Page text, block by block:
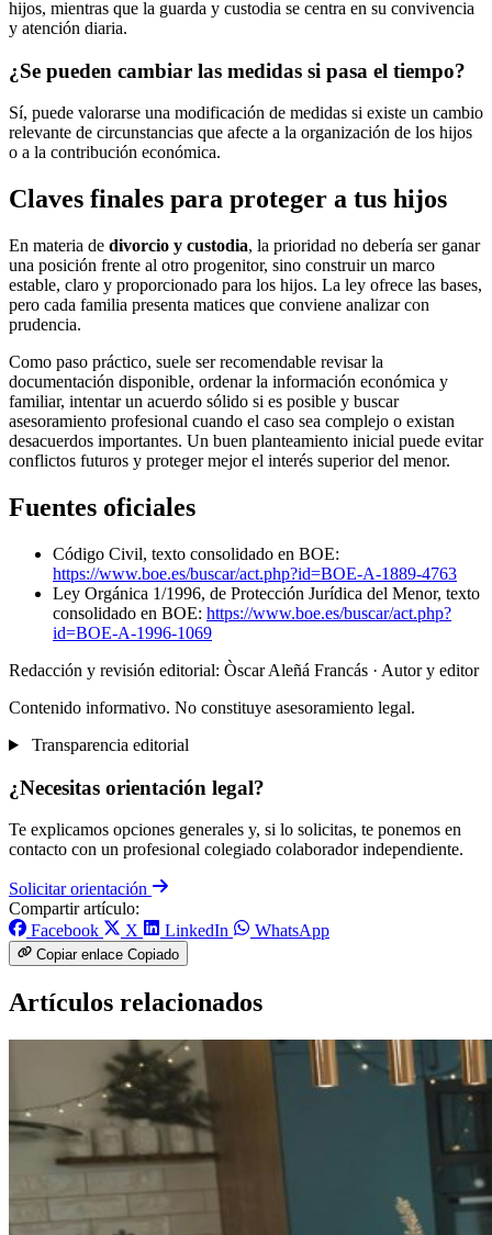
hijos, mientras que la guarda y custodia se centra en su convivencia
y atención diaria.
¿Se pueden cambiar las medidas si pasa el tiempo?
Sí, puede valorarse una modificación de medidas si existe un cambio
relevante de circunstancias que afecte a la organización de los hijos
o a la contribución económica.
Claves finales para proteger a tus hijos
En materia de divorcio y custodia, la prioridad no debería ser ganar
una posición frente al otro progenitor, sino construir un marco
estable, claro y proporcionado para los hijos. La ley ofrece las bases,
pero cada familia presenta matices que conviene analizar con
prudencia.
Como paso práctico, suele ser recomendable revisar la
documentación disponible, ordenar la información económica y
familiar, intentar un acuerdo sólido si es posible y buscar
asesoramiento profesional cuando el caso sea complejo o existan
desacuerdos importantes. Un buen planteamiento inicial puede evitar
conflictos futuros y proteger mejor el interés superior del menor.
Fuentes oficiales
Código Civil, texto consolidado en BOE:
https://www.boe.es/buscar/act.php?id=BOE-A-1889-4763
Ley Orgánica 1/1996, de Protección Jurídica del Menor, texto
consolidado en BOE: https://www.boe.es/buscar/act.php?
id=BOE-A-1996-1069
Redacción y revisión editorial: Òscar Aleñá Francás · Autor y editor
Contenido informativo. No constituye asesoramiento legal.
Transparencia editorial
¿Necesitas orientación legal?
Te explicamos opciones generales y, si lo solicitas, te ponemos en
contacto con un profesional colegiado colaborador independiente.
Solicitar orientación
Compartir artículo:
Facebook
X LinkedIn WhatsApp
Copiar enlace Copiado
Artículos relacionados